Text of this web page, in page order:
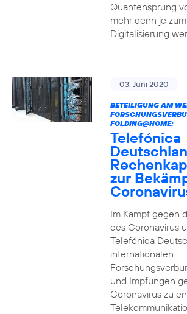
Quantensprung
mehr denn je
Digitalisierung
03. Juni 2020
BETEILIGUNG AM
FOLDING@HOME:
Telefónica
zur
Im Kampf gegen
des Coronavirus
Telefónica
internationalen
und Impfungen
Coronavirus zu